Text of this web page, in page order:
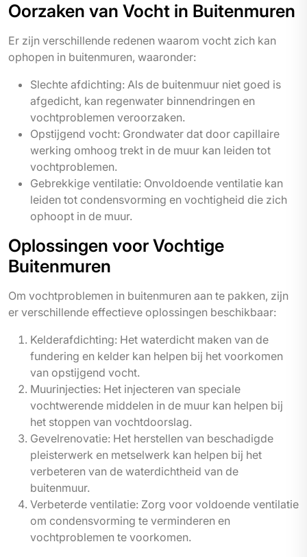
Oorzaken van Vocht in Buitenmuren
Er zijn verschillende redenen waarom vocht zich kan
ophopen in buitenmuren, waaronder:
Slechte afdichting: Als de buitenmuur niet goed is
afgedicht, kan regenwater binnendringen en
vochtproblemen veroorzaken.
Opstijgend vocht: Grondwater dat door capillaire
werking omhoog trekt in de muur kan leiden tot
vochtproblemen.
Gebrekkige ventilatie: Onvoldoende ventilatie kan
leiden tot condensvorming en vochtigheid die zich
ophoopt in de muur.
Oplossingen voor Vochtige
Buitenmuren
Om vochtproblemen in buitenmuren aan te pakken, zijn
er verschillende effectieve oplossingen beschikbaar:
Kelderafdichting: Het waterdicht maken van de
fundering en kelder kan helpen bij het voorkomen
van opstijgend vocht.
Muurinjecties: Het injecteren van speciale
vochtwerende middelen in de muur kan helpen bij
het stoppen van vochtdoorslag.
Gevelrenovatie: Het herstellen van beschadigde
pleisterwerk en metselwerk kan helpen bij het
verbeteren van de waterdichtheid van de
buitenmuur.
Verbeterde ventilatie: Zorg voor voldoende ventilatie
om condensvorming te verminderen en
vochtproblemen te voorkomen.